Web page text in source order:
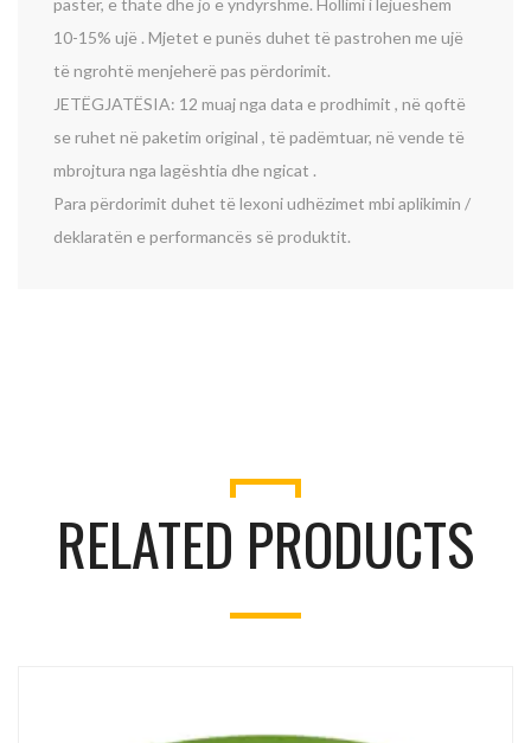
pastër, e thatë dhe jo e yndyrshme. Hollimi i lejueshëm
10-15% ujë . Mjetet e punës duhet të pastrohen me ujë
të ngrohtë menjeherë pas përdorimit.
JETËGJATËSIA: 12 muaj nga data e prodhimit , në qoftë
se ruhet në paketim original , të padëmtuar, në vende të
mbrojtura nga lagështia dhe ngicat .
Para përdorimit duhet të lexoni udhëzimet mbi aplikimin /
deklaratën e performancës së produktit.
RELATED PRODUCTS